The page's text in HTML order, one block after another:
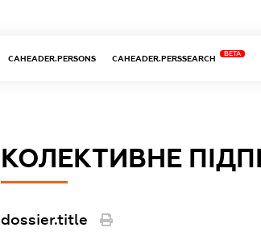
CAHEADER.PERSONS CAHEADER.PERSSEARCH
BETA
КОЛЕКТИВНЕ
dossier.title